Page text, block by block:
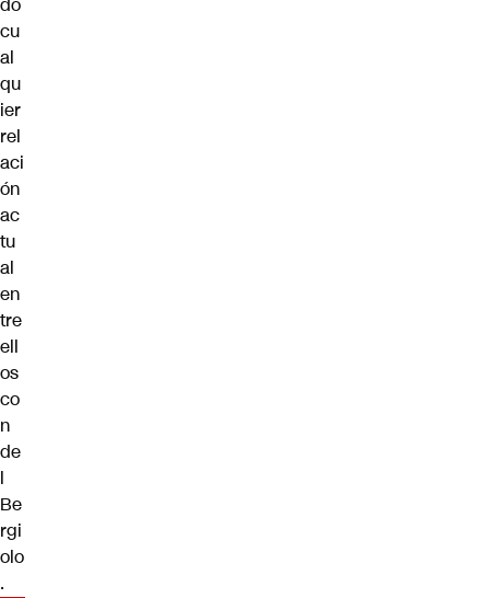
do
cu
al
qu
ier
rel
aci
ón
ac
tu
al
en
tre
ell
os
co
n
de
l
Be
rgi
olo
.